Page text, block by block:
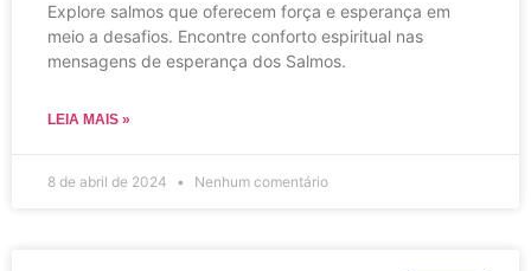
Explore salmos que oferecem força e esperança em
meio a desafios. Encontre conforto espiritual nas
mensagens de esperança dos Salmos.
LEIA MAIS »
8 de abril de 2024 Nenhum comentário